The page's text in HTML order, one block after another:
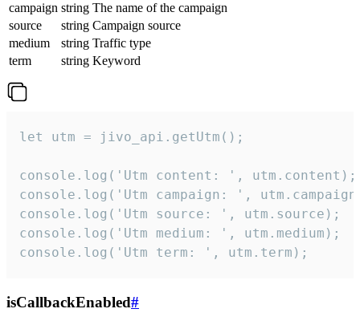
campaign string The name of the campaign
source
string Campaign source
medium
string Traffic type
term
string Keyword
let utm = jivo_api.getUtm();
console.log('Utm content: ', utm.content);
console.log('Utm campaign: ',
console.log('Utm source: ', utm.source);
console.log('Utm medium: ', utm.medium);
console.log('Utm term: ', utm.term);
isCallbackEnabled#